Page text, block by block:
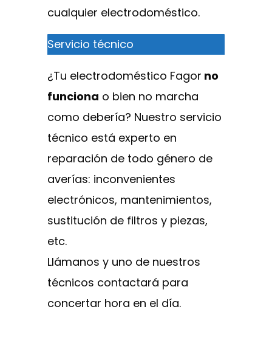
cualquier electrodoméstico.
Servicio técnico
¿Tu electrodoméstico Fagor no
funciona o bien no marcha
como debería? Nuestro servicio
técnico está experto en
reparación de todo género de
averías: inconvenientes
electrónicos, mantenimientos,
sustitución de filtros y piezas,
etc.
Llámanos y uno de nuestros
técnicos contactará para
concertar hora en el día.